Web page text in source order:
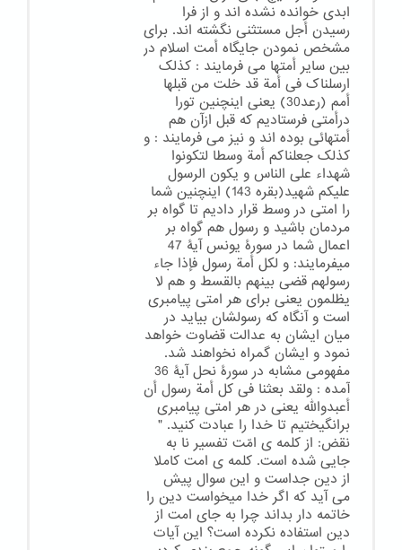
ابدی خوانده نشده اند و از فرا
رسیدن أجل مستثنی نگشته اند. برای
مشخص نمودن جایگاه أمت اسلام در
بین سایر أمتها می فرمایند : کذلک
ارسلناک فی أمة قد خلت من قبلها
أمم (رعد30) یعنی اینچنین تورا
درأمتی فرستادیم که قبل ازآن هم
أمتهائی بوده اند و نیز می فرمایند : و
کذلک جعلناکم أمة وسطا لتکونوا
شهداء علی الناس و یکون الرسول
علیکم شهید(بقره 143) اینچنین شما
را امتی در وسط قرار دادیم تا گواه بر
مردمان باشید و رسول هم گواه بر
اعمال شما در سورۀ یونس آیۀ 47
میفرمایند: و لکل أمة رسول فإذا جاء
رسولهم قضی بینهم بالقسط و هم لا
یظلمون یعنی برای هر امتی پیامبری
است و آنگاه که رسولشان بیاید در
میان ایشان به عدالت قضاوت خواهد
نمود و ایشان گمراه نخواهند شد.
مفهومی مشابه در سورۀ نحل آیۀ 36
آمده : ولقد بعثنا فی کل أمة رسول أن
أعبدوالله یعنی در هر امتی پیامبری
برانگیختیم تا خدا را عبادت کنید. "
نقض: از کلمه ی امّت تفسیر نا به
جایی شده است. کلمه ی امت کاملا
از دین جداست و این سوال پیش
می آید که اگر خدا میخواست دین را
خاتمه دار بداند چرا به جای امت از
دین استفاده نکرده است؟ این آیات